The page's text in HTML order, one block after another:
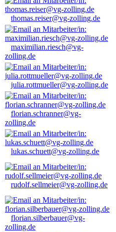
thomas.reiser@vg-zolling.de
maximilian.riesch@vg-
zolling.de
julia.rottmueller@vg-zolling.de
florian.schranner@vg-
zolling.de
lukas.schuett@vg-zolling.de
rudolf.sellmeier@vg-zolling.de
florian.silberbauer@vg-
zolling.de